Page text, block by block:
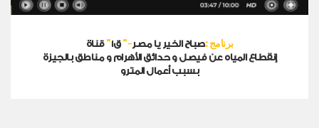
برنامج:صباح الخير يا مصر-
"ق1 " قناة
إنقطاع المياه عن فيصل و حدائق الأهرام و مناطق بالجيزة
بسبب أعمال المترو